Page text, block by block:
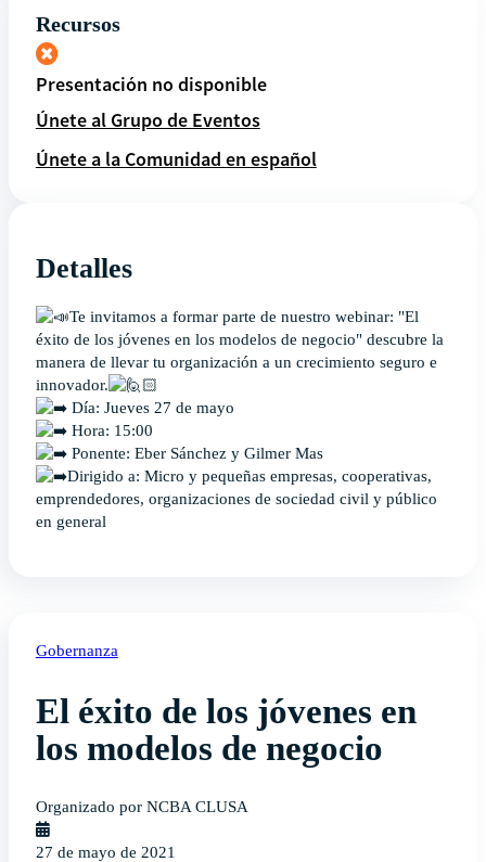
Recursos
Presentación no disponible
Únete al Grupo de Eventos
Únete a la Comunidad en español
Detalles
Te invitamos a formar parte de nuestro webinar: "El
éxito de los jóvenes en los modelos de negocio" descubre la
manera de llevar tu organización a un crecimiento seguro e
innovador.
Día: Jueves 27 de mayo
Hora: 15:00
Ponente: Eber Sánchez y Gilmer Mas
Dirigido a: Micro y pequeñas empresas, cooperativas,
emprendedores, organizaciones de sociedad civil y público
en general
Gobernanza
El éxito de los jóvenes en
los modelos de negocio
Organizado por NCBA CLUSA
27 de mayo de 2021